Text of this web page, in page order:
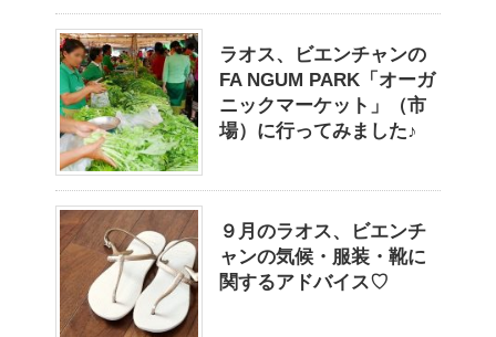
ラオス、ビエンチャンの
FA NGUM PARK「オーガ
ニックマーケット」（市
場）に行ってみました♪
９月のラオス、ビエンチ
ャンの気候・服装・靴に
関するアドバイス♡